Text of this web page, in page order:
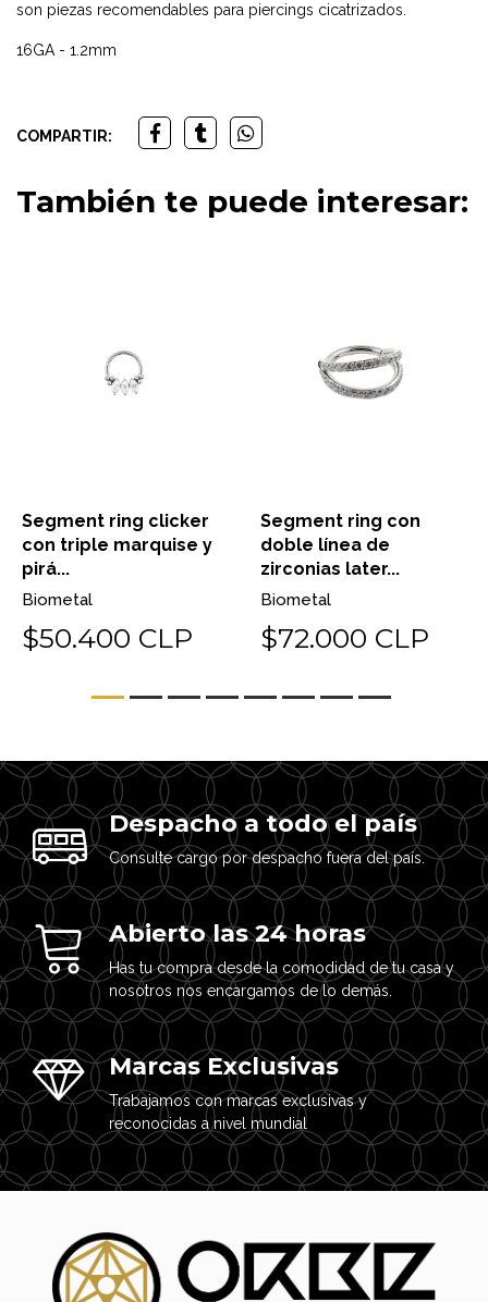
son piezas recomendables para piercings cicatrizados.
16GA - 1.2mm
COMPARTIR:
También te puede interesar:
Segment ring clicker
con triple marquise y
pirá...
Biometal
$50.400 CLP
Segment ring con
doble línea de
zirconias later...
Biometal
$72.000 CLP
Despacho a todo el país
Consulte cargo por despacho fuera del país.
Abierto las 24 horas
Has tu compra desde la comodidad de tu casa y
nosotros nos encargamos de lo demás.
Marcas Exclusivas
Trabajamos con marcas exclusivas y
reconocidas a nivel mundial